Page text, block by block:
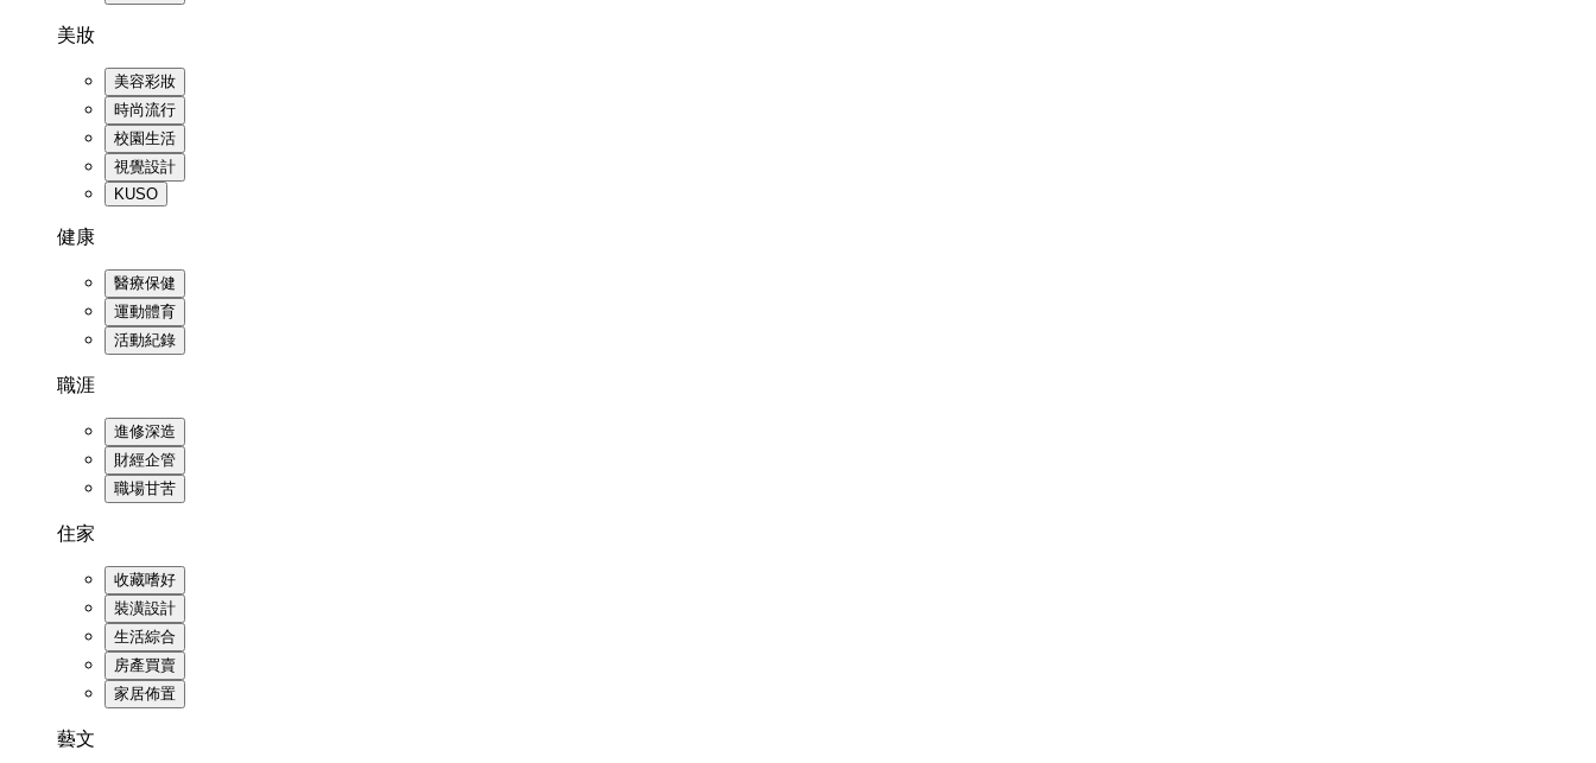
美妝
美容彩妝
時尚流行
校園生活
視覺設計
KUSO
健康
醫療保健
運動體育
活動紀錄
職涯
進修深造
財經企管
職場甘苦
住家
收藏嗜好
裝潢設計
生活綜合
房產買賣
家居佈置
藝文